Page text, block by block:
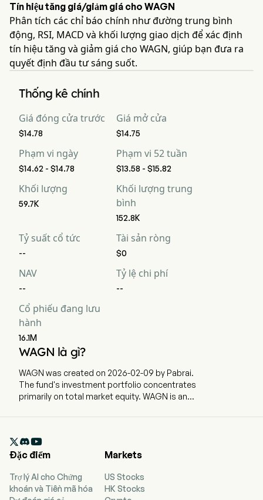
Tín hiệu tăng giá/giảm giá cho WAGN
Phân tích các chỉ báo chính như đường trung bình
động, RSI, MACD và khối lượng giao dịch để xác định
tín hiệu tăng và giảm giá cho WAGN, giúp bạn đưa ra
quyết định đầu tư sáng suốt.
Thống kê chính
Giá đóng cửa trước
$14.78
Giá mở cửa
$14.75
Phạm vi ngày
$14.62 - $14.78
Phạm vi 52 tuần
$13.58 - $15.82
Khối lượng
59.7K
Khối lượng trung
bình
152.8K
Tỷ suất cổ tức
--
Tài sản ròng
$0
NAV
--
Tỷ lệ chi phí
--
Cổ phiếu đang lưu
hành
16.1M
WAGN là gì?
WAGN was created on 2026-02-09 by Pabrai.
The fund's investment portfolio concentrates
primarily on total market equity. WAGN is an
high-quality companies long-term, possibly
allowing them to compound over time.

Đặc điểm
Trợ lý AI cho Chứng
khoán và Tiền mã hóa
Markets
US Stocks
HK Stocks